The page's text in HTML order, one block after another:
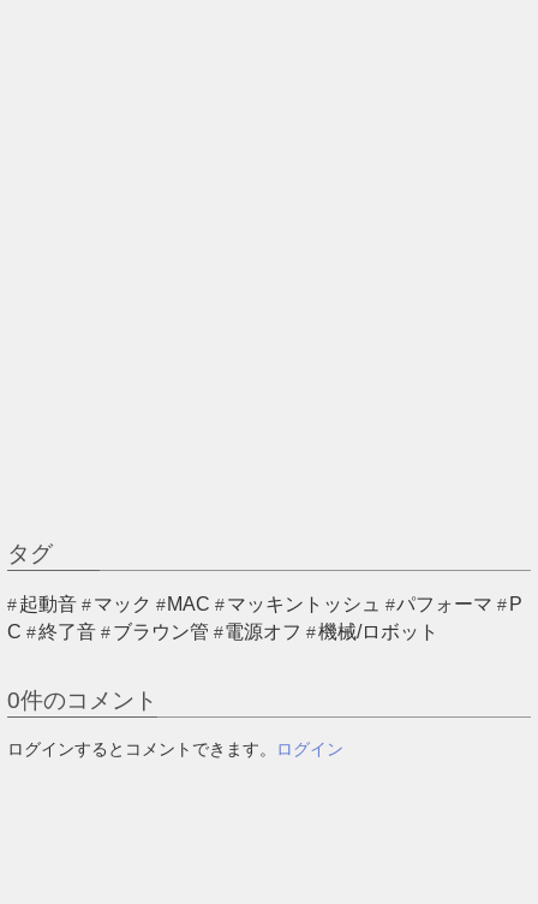
タグ
起動音 マック MAC マッキントッシュ パフォーマ
P
C
終了音 ブラウン管 電源オフ 機械/ロボット
0件のコメント
ログインするとコメントできます。 ログイン